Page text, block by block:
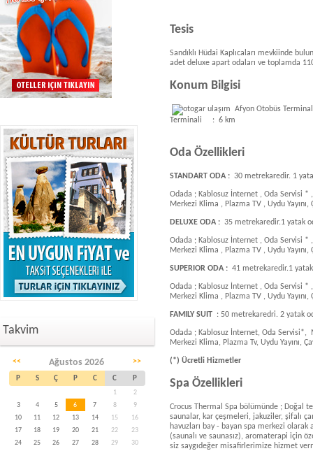
Takvim
<< Ağustos 2026 >>
P S Ç P C C
P
1
2
3
4 5 6 7 8
9
10
11 12 13 14 15
16
17
18 19 20 21 22
23
24
25 26 27 28 29
30
Tesis
Sandıklı Hüdai Kaplıcaları mevkiinde
adet deluxe apart odaları ve toplamda
Konum Bilgisi
Afyon Otobüs
Terminali : 6 km
Oda Özellikleri
STANDART ODA : 30 metrekaredir. 1
Odada ; Kablosuz İnternet , Oda Servisi
Merkezi Klima , Plazma TV , Uydu
DELUXE ODA : 35 metrekaredir.1 yatak
Odada ; Kablosuz İnternet , Oda Servisi
Merkezi Klima , Plazma TV , Uydu
SUPERIOR ODA : 41 metrekaredir.1
Odada ; Kablosuz İnternet , Oda Servisi
Merkezi Klima , Plazma TV , Uydu
FAMILY SUIT : 50 metrekaredri. 2 yatak
Odada ; Kablosuz İnternet, Oda
Merkezi Klima, Plazma Tv, Uydu Yayını,
(*) Ücretli Hizmetler
Spa Özellikleri
Crocus Thermal Spa bölümünde ; Doğal
saunalar, kar çeşmeleri, jakuziler, şifalı
havuzları bay - bayan spa merkezi
(saunalı ve saunasız), aromaterapi için
siz saygıdeğer misafirlerimize hizmet